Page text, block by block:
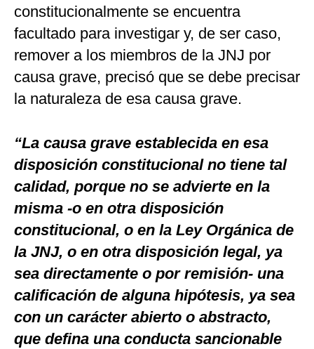
constitucionalmente se encuentra
facultado para investigar y, de ser caso,
remover a los miembros de la JNJ por
causa grave, precisó que se debe precisar
la naturaleza de esa causa grave.
“La causa grave establecida en esa
disposición constitucional no tiene tal
calidad, porque no se advierte en la
misma -o en otra disposición
constitucional, o en la Ley Orgánica de
la JNJ, o en otra disposición legal, ya
sea directamente o por remisión- una
calificación de alguna hipótesis, ya sea
con un carácter abierto o abstracto,
que defina una conducta sancionable